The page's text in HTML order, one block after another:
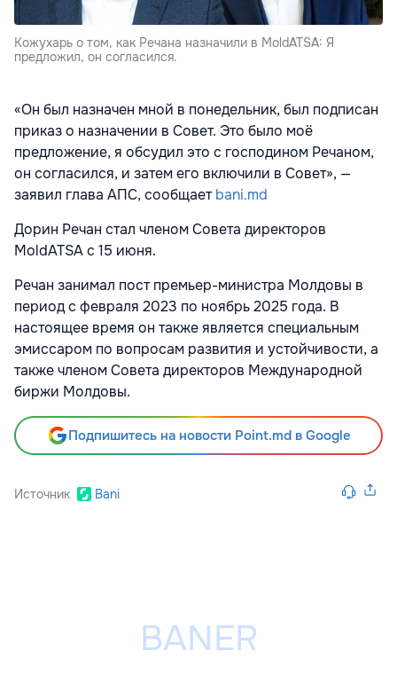
Кожухарь о том, как Речана назначили в MoldATSA: Я
предложил, он согласился.
«Он был назначен мной в понедельник, был подписан
приказ о назначении в Совет. Это было моё
предложение, я обсудил это с господином Речаном,
он согласился, и затем его включили в Совет», —
заявил глава АПС, сообщаетbani.md
Дорин Речан стал членом Совета директоров
MoldATSA с 15 июня.
Речан занимал пост премьер-министра Молдовы в
период с февраля 2023 по ноябрь 2025 года. В
настоящее время он также является специальным
эмиссаром по вопросам развития и устойчивости, а
также членом Совета директоров Международной
биржи Молдовы.
Подпишитесь на новости Point.md в Google
Источник Bani